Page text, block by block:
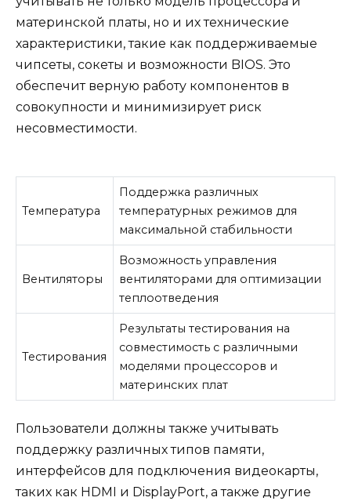
материнской платы, но и их технические
характеристики, такие как поддерживаемые
чипсеты, сокеты и возможности BIOS. Это
обеспечит верную работу компонентов в
совокупности и минимизирует риск
несовместимости.
Температура
Поддержка различных
температурных режимов для
максимальной стабильности
Вентиляторы
Возможность управления
вентиляторами для оптимизации
теплоотведения
Тестирования
Результаты тестирования на
совместимость с различными
моделями процессоров и
материнских плат
Пользователи должны также учитывать
поддержку различных типов памяти,
интерфейсов для подключения видеокарты,
таких как HDMI и DisplayPort, а также другие